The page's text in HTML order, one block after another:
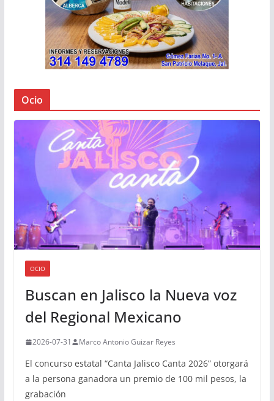
Ocio
OCIO
Buscan en Jalisco la Nueva voz
del Regional Mexicano
2026-07-31 Marco Antonio Guizar Reyes
El concurso estatal “Canta Jalisco Canta 2026” otorgará
a la persona ganadora un premio de 100 mil pesos, la
grabación